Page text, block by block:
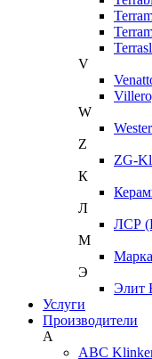
V
W
Z
ZG-
К
Л
ЛСР
М
Э
Элит
Услуги
Производители
A
ABC